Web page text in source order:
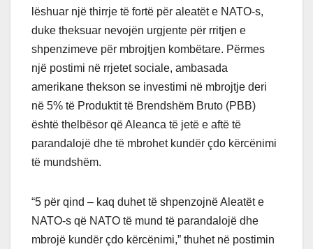
lëshuar një thirrje të fortë për aleatët e NATO-s,
duke theksuar nevojën urgjente për rritjen e
shpenzimeve për mbrojtjen kombëtare. Përmes
një postimi në rrjetet sociale, ambasada
amerikane thekson se investimi në mbrojtje deri
në 5% të Produktit të Brendshëm Bruto (PBB)
është thelbësor që Aleanca të jetë e aftë të
parandalojë dhe të mbrohet kundër çdo kërcënimi
të mundshëm.
“5 për qind – kaq duhet të shpenzojnë Aleatët e
NATO-s që NATO të mund të parandalojë dhe
mbrojë kundër çdo kërcënimi,” thuhet në postimin